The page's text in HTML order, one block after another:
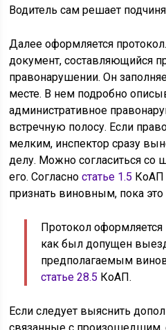
Водитель сам решает
Далее оформляется
документ, составляющийся
правонарушении. Он
месте. В нем подробно
административное
встречную полосу. Если
мелким, инспектор сразу
делу. Можно согласиться со
его. Согласностатье 1.5 КоАП
признать виновным, пока это
Протокол
как был допущен
предполагаемым
статье 28.5 КоАП.
Если следует выяснить